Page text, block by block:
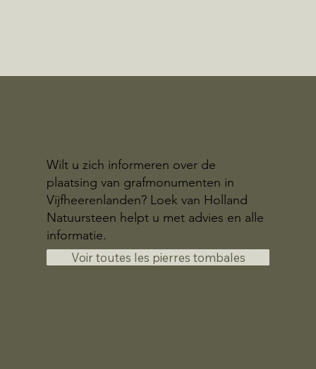
Wilt u zich informeren over de
plaatsing van grafmonumenten in
Vijfheerenlanden? Loek van Holland
Natuursteen helpt u met advies en alle
informatie.
Voir toutes les pierres tombales